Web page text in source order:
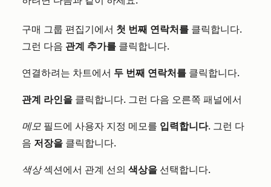
구매 그룹 편집기에서 첫 번째 연락처를 클릭합니다.
그런 다음 관계 추가를 클릭합니다.
연결하려는 차트에서 두 번째 연락처를 클릭합니다.
관계 라인을 클릭합니다. 그런 다음 오른쪽 패널에서
메모 필드에 사용자 지정 메모를 입력합니다. 그런 다
음 저장을 클릭합니다.
색상섹션에서 관계 선의 색상을 선택합니다.